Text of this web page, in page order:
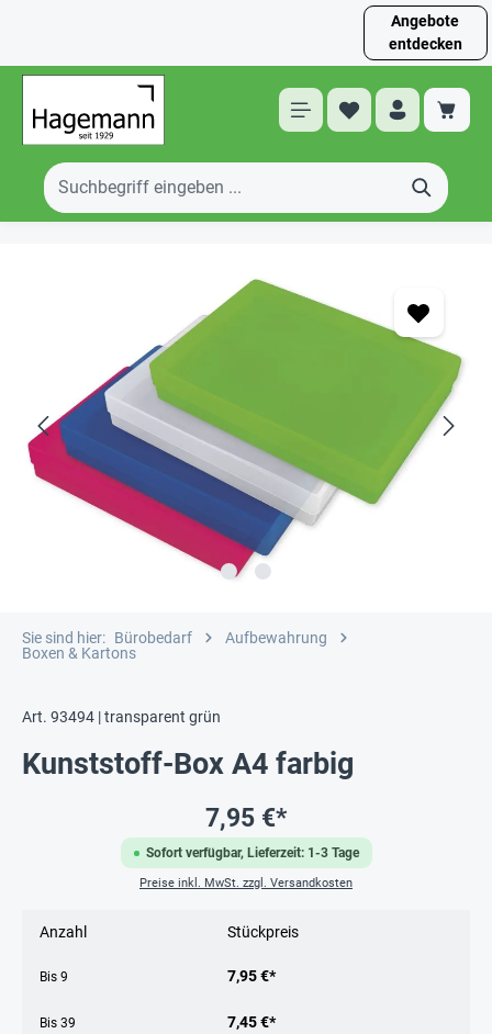
Angebote
entdecken
Sie sind hier: Bürobedarf
Aufbewahrung
Boxen & Kartons
Art. 93494 | transparent grün
Kunststoff-Box A4 farbig
Sofort verfügbar, Lieferzeit: 1-3 Tage
7,95 €*
Preise inkl. MwSt. zzgl. Versandkosten
Anzahl Stückpreis
Bis 9 7,95 €*
Bis 39 7,45 €*